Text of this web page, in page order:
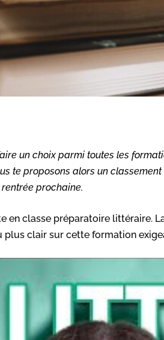
un choix parmi toutes les
te proposons alors un
prochaine.
classe préparatoire littéraire.
plus clair sur cette formation